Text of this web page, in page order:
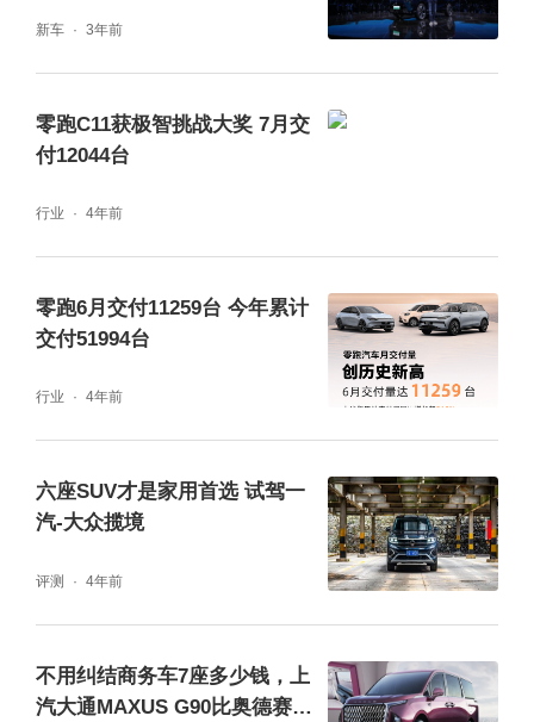
狠，零跑D19则靠高扭转刚度在整体刚性上占
舒适和情绪价值，实用便利和豪华体面
在如今社会，什么都讲究情绪价值，买车也不
例外。对比这个环节其实很有意思，因为两台
车给车主带来的心理感受完全不一样。
华境S走的是“务实好用”路线。后备箱那个双层
下沉设计太实用了，六个人坐满还能塞7个20
寸登机箱，过年回老家带年货、一家人出去自
驾游，都能用到，再也不用为了腾空间而烦
恼。二排到三排的190mm中央通道加上全平地
板，老人小孩进出很方便，第三排坐垫60mm
新车 3年前
零跑C11获极智挑战大奖 7月交
付12044台
行业 4年前
零跑6月交付11259台 今年累计
交付51994台
行业 4年前
六座SUV才是家用首选 试驾一
汽-大众揽境
评测 4年前
不用纠结商务车7座多少钱，上
汽大通MAXUS G90比奥德赛更